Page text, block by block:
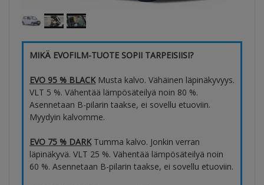
MIKÄ EVOFILM-TUOTE SOPII TARPEISIISI?
EVO 95 % BLACKMusta kalvo. Vähäinen läpinäkyvyys.
VLT 5 %. Vähentää lämpösäteilyä noin 80 %.
Asennetaan B-pilarin taakse, ei sovellu etuoviin.
Myydyin kalvomme.
EVO 75 % DARKTumma kalvo. Jonkin verran
läpinäkyvä. VLT 25 %. Vähentää lämpösäteilyä noin
60 %. Asennetaan B-pilarin taakse, ei sovellu etuoviin.